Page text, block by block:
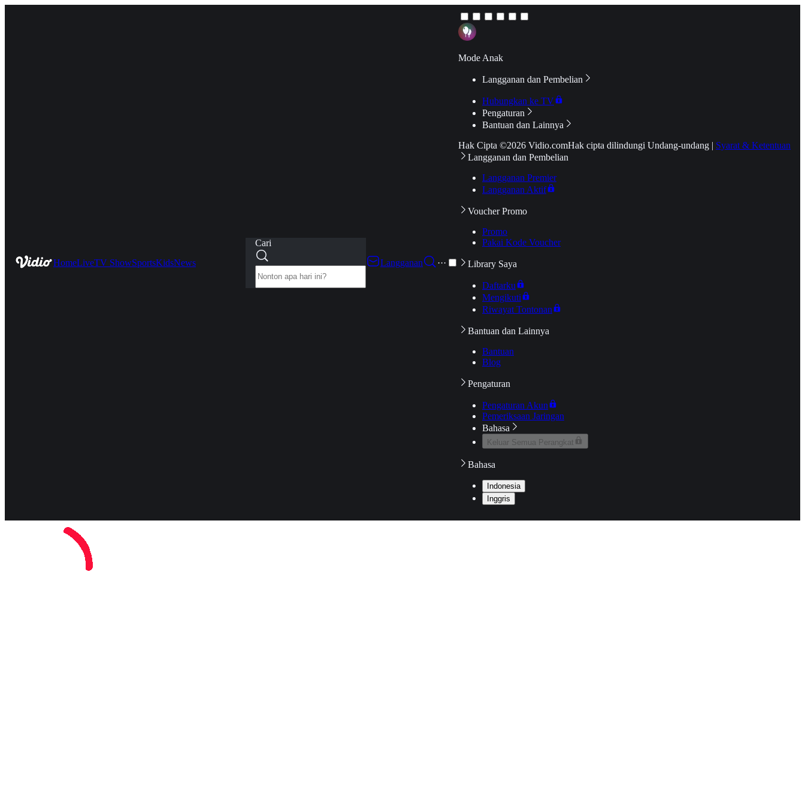
HomeLiveTV ShowSportsKidsNews
Cari
Langganan
···
Mode Anak
Langganan dan Pembelian
Hubungkan ke TV
Pengaturan
Bantuan dan Lainnya
Hak Cipta ©2026 Vidio.comHak cipta dilindungi Undang-undang | Syarat & Ketentuan
Langganan dan Pembelian
Langganan Premier
Langganan Aktif
Voucher Promo
Promo
Pakai Kode Voucher
Library Saya
Daftarku
Mengikuti
Riwayat Tontonan
Bantuan dan Lainnya
Bantuan
Blog
Pengaturan
Pengaturan Akun
Pemeriksaan Jaringan
Bahasa
Keluar Semua Perangkat
Bahasa
Indonesia
Inggris